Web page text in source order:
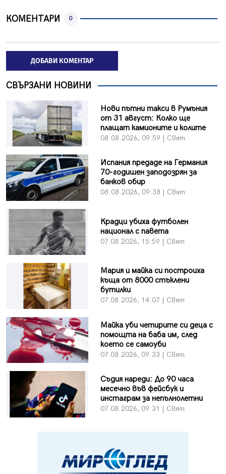
КОМЕНТАРИ 0
ДОБАВИ КОМЕНТАР
СВЪРЗАНИ НОВИНИ
Нови пътни такси в Румъния
от 31 август: Колко ще
плащат камионите и колите
08.08.2026, 09:59 | Свят
Испания предаде на Германия
70-годишен заподозрян за
банков обир
08.08.2026, 09:38 | Свят
Крадци убиха футболен
национал с павета
07.08.2026, 15:59 | Свят
Мария и майка си построиха
къща от 8000 стъклени
бутилки
07.08.2026, 14:07 | Свят
Майка уби четирите си деца с
помощта на баба им, след
което се самоуби
07.08.2026, 09:33 | Свят
Съдия нареди: До 90 часа
месечно във фейсбук и
инстаграм за непълнолетни
07.08.2026, 09:31 | Свят